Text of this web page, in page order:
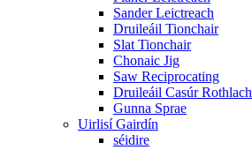
Sander Leictreach
Druileáil Tionchair
Slat Tionchair
Chonaic Jig
Saw Reciprocating
Druileáil Casúr Rothlach
Gunna Sprae
Uirlisí Gairdín
séidire